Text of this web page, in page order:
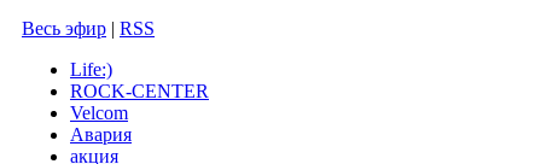
Весь эфир | RSS
Life:)
ROCK-CENTER
Velcom
Авария
акция